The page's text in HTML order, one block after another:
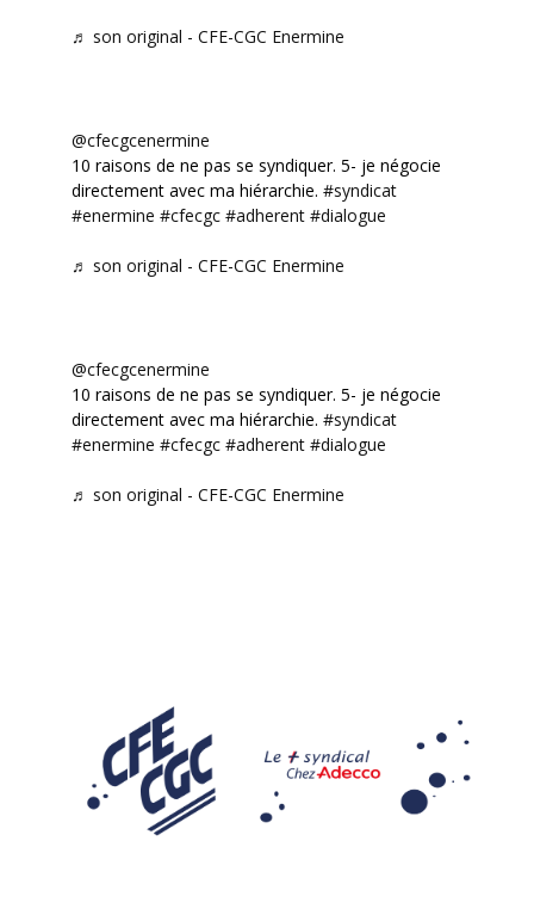
♬ son original - CFE-CGC Enermine
@cfecgcenermine
10 raisons de ne pas se syndiquer. 5- je négocie
directement avec ma hiérarchie. #syndicat
#enermine #cfecgc #adherent #dialogue
♬ son original - CFE-CGC Enermine
@cfecgcenermine
10 raisons de ne pas se syndiquer. 5- je négocie
directement avec ma hiérarchie. #syndicat
#enermine #cfecgc #adherent #dialogue
♬ son original - CFE-CGC Enermine